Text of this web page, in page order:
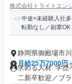
株式会社トライトエン
中途×未経験入社
転勤なし／副業OK
静岡県御殿場市
月給25万7000円
求める人材: 学歴
二新卒歓迎／ブラ